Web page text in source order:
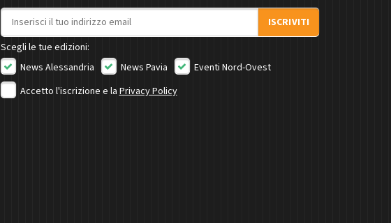
Indirizzo email
ISCRIVITI
Scegli le tue edizioni:
News Alessandria
News Pavia
Eventi Nord-Ovest
Accetto l'iscrizione e la Privacy Policy